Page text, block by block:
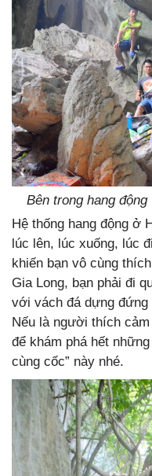
Bên trong hang
Hệ thống hang động ở
lúc lên, lúc xuống, lúc
khiến bạn vô cùng
Gia Long, bạn phải đi
với vách đá dựng
Nếu là người thích
để khám phá hết
cùng cốc” này nhé.